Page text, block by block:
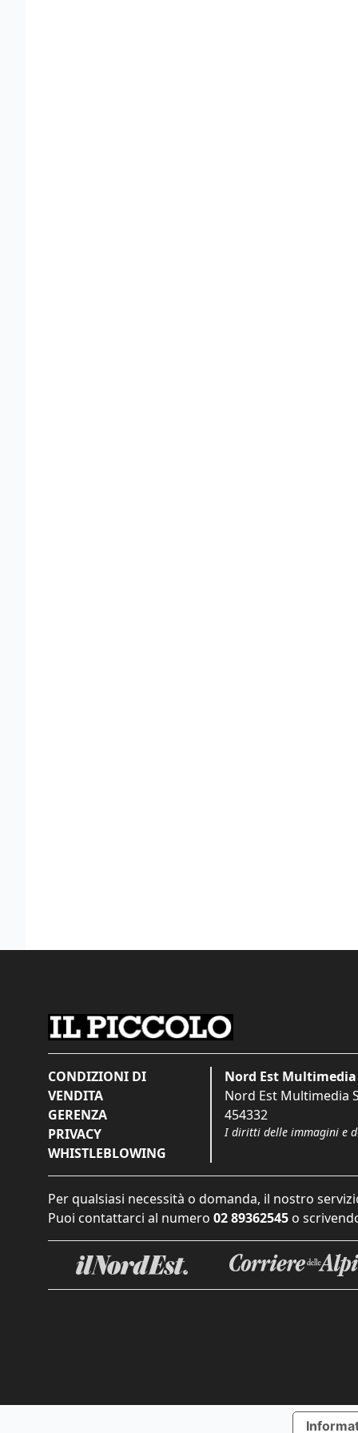
CONDIZIONI DI
VENDITA
GERENZA
PRIVACY
WHISTLEBLOWING
Nord Est Multimedia
Nord Est Multimedia
454332
I diritti delle immagini e
Per qualsiasi necessità o domanda, il nostro
Puoi contattarci al numero 02 89362545 o